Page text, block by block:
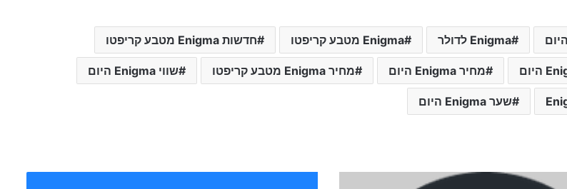
Enigma לדולר Enigma מטבע קריפטו חדשות Enigma מטבע קריפטו
מחיר Enigma היום מחיר Enigma מטבע קריפטו שווי Enigma היום
שער Enigma היום